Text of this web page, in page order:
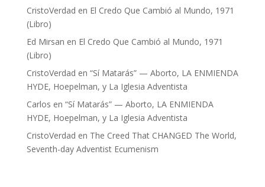
CristoVerdad en El Credo Que Cambió al Mundo, 1971
(Libro)
Ed Mirsan en El Credo Que Cambió al Mundo, 1971
(Libro)
CristoVerdad en “Sí Matarás” — Aborto, LA ENMIENDA
HYDE, Hoepelman, y La Iglesia Adventista
Carlos en “Sí Matarás” — Aborto, LA ENMIENDA
HYDE, Hoepelman, y La Iglesia Adventista
CristoVerdad en The Creed That CHANGED The World,
Seventh-day Adventist Ecumenism